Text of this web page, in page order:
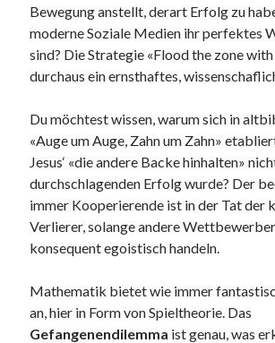
Greenpeace!
Pro Natura
PublicEye
Meta
Anmelden
Eintrags-Feed
Kommentar-Feed
WordPress.org
Bewegung anstellt, derart Erfolg zu
moderne Soziale Medien ihr perfektes
sind? Die Strategie «Flood the zone
durchaus ein ernsthaftes,
Du möchtest wissen, warum sich in
«Auge um Auge, Zahn um Zahn»
Jesus‘ «die andere Backe hinhalten»
durchschlagenden Erfolg wurde? Der
immer Kooperierende ist in der Tat der
Verlierer, solange andere
konsequent egoistisch handeln.
Mathematik bietet wie immer
an, hier in Form von Spieltheorie. Das
Gefangenendilemma ist genau, was